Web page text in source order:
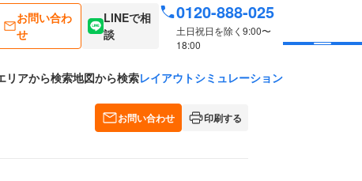
お問い合わ
せ
LINEで相
談
0120-888-025
土日祝日を除く9:00〜
18:00
リアから検索地図から検索レイアウトシミュレーション
お問い合わせ 印刷する